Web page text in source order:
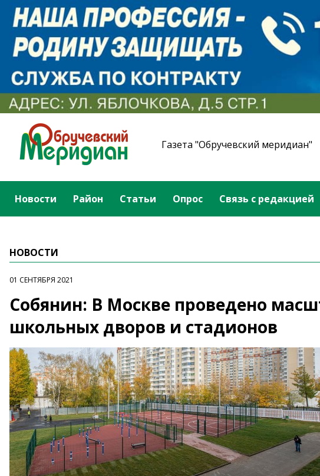
Газета "Обручевский меридиан"
Новости Район Статьи Опрос Связь с редакцией
НОВОСТИ
01 СЕНТЯБРЯ 2021
Собянин: В Москве проведено
школьных дворов и стадионов